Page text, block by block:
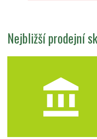
Nejbližší prodejní